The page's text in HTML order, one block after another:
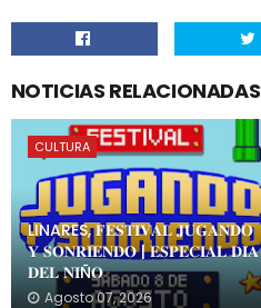
NOTICIAS RELACIONADAS
CULTURA
LINARES, 𝐅𝐄𝐒𝐓𝐈𝐕𝐀𝐋 𝐉𝐔𝐆𝐀𝐍𝐃𝐎
𝐘 𝐒𝐎𝐍𝐑𝐈𝐄𝐍𝐃𝐎 | 𝐄𝐒𝐏𝐄𝐂𝐈𝐀𝐋 𝐃𝐈́𝐀
𝐃𝐄𝐋 𝐍𝐈Ñ𝐎
Agosto 07, 2026